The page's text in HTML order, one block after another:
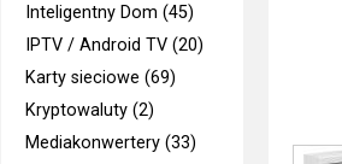
Inteligentny Dom (45)
IPTV / Android TV (20)
Karty sieciowe (69)
Kryptowaluty (2)
Mediakonwertery (33)